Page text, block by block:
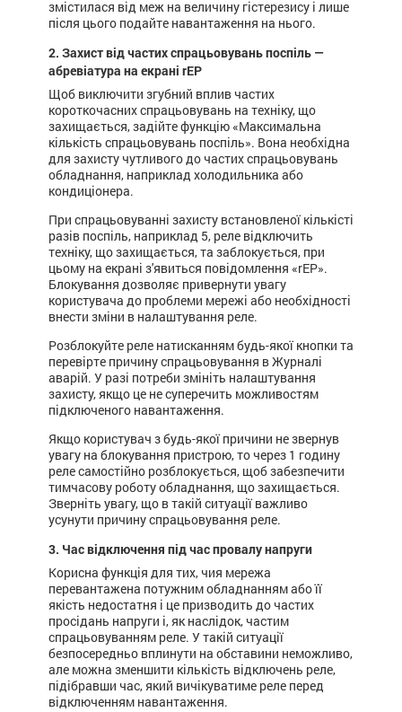
змістилася від меж на величину гістерезису і лише
після цього подайте навантаження на нього.
2. Захист від частих спрацьовувань поспіль —
абревіатура на екрані rEP
Щоб виключити згубний вплив частих
короткочасних спрацьовувань на техніку, що
захищається, задійте функцію «Максимальна
кількість спрацьовувань поспіль». Вона необхідна
для захисту чутливого до частих спрацьовувань
обладнання, наприклад холодильника або
кондиціонера.
При спрацьовуванні захисту встановленої кількісті
разів поспіль, наприклад 5, реле відключить
техніку, що захищається, та заблокується, при
цьому на екрані з'явиться повідомлення «rEP».
Блокування дозволяє привернути увагу
користувача до проблеми мережі або необхідності
внести зміни в налаштування реле.
Розблокуйте реле натисканням будь-якої кнопки та
перевірте причину спрацьовування в Журналі
аварій. У разі потреби змініть налаштування
захисту, якщо це не суперечить можливостям
підключеного навантаження.
Якщо користувач з будь-якої причини не звернув
увагу на блокування пристрою, то через 1 годину
реле самостійно розблокується, щоб забезпечити
тимчасову роботу обладнання, що захищається.
Зверніть увагу, що в такій ситуації важливо
усунути причину спрацьовування реле.
3. Час відключення під час провалу напруги
Корисна функція для тих, чия мережа
перевантажена потужним обладнанням або її
якість недостатня і це призводить до частих
просідань напруги і, як наслідок, частим
спрацьовуванням реле. У такій ситуації
безпосередньо вплинути на обставини неможливо,
але можна зменшити кількість відключень реле,
підібравши час, який вичікуватиме реле перед
відключенням навантаження.